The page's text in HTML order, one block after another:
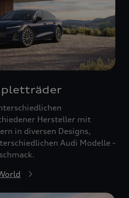
Hersteller mit
in diversen Designs,
Audi Modelle -